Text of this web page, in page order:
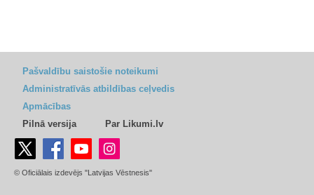
Pašvaldību saistošie noteikumi
Administratīvās atbildības ceļvedis
Apmācības
Pilnā versija
Par Likumi.lv
© Oficiālais izdevējs "Latvijas Vēstnesis"